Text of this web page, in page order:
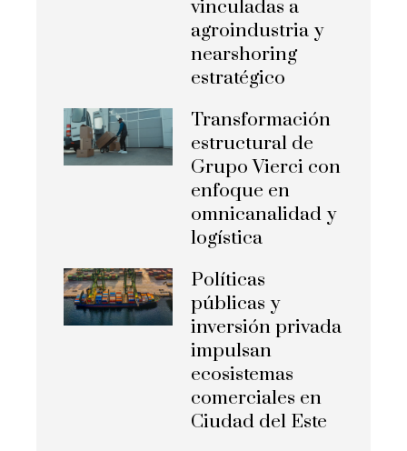
vinculadas a
agroindustria y
nearshoring
estratégico
Transformación
estructural de
Grupo Vierci con
enfoque en
omnicanalidad y
logística
Políticas
públicas y
inversión privada
impulsan
ecosistemas
comerciales en
Ciudad del Este